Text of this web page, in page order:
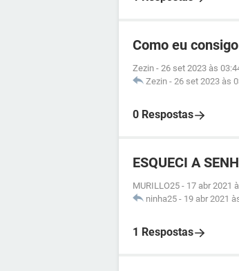
Como eu
Zezin - 26 set 2023 às
Zezin - 26 set 2023 às
0 Respostas
ESQUECI A
MURILLO25 - 17 abr 2021
ninha25 - 19 abr 2021
1 Respostas